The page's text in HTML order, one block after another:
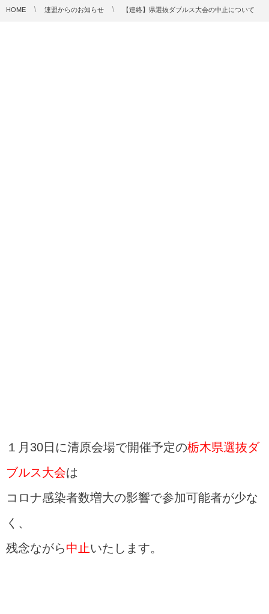
HOME 連盟からのお知らせ 【連絡】県選抜ダブルス大会の中止について
１月30日に清原会場で開催予定の栃木県選抜ダ
ブルス大会は
コロナ感染者数増大の影響で参加可能者が少な
く、
残念ながら中止いたします。